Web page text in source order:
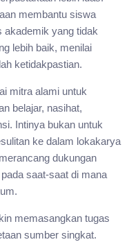
membantu siswa
akademik yang tidak
lebih baik, menilai
ketidakpastian.
mitra alami untuk
belajar, nasihat,
Intinya bukan untuk
ke dalam lokakarya
dukungan
saat-saat di mana
memasangkan tugas
sumber singkat.